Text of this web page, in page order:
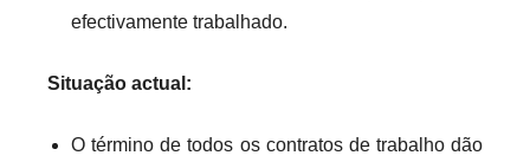
efectivamente trabalhado.
Situação actual:
O término de todos os contratos de trabalho dão